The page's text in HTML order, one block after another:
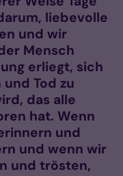
liebevolle
und wir
Mensch
erliegt, sich
Tod zu
das alle
hat. Wenn
und
und wenn wir
und trösten,